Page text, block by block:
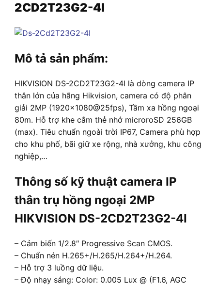
2CD2T23G2-4I
Mô tả sản phẩm:
HIKVISION DS-2CD2T23G2-4I là dòng camera IP
thân lớn của hãng Hikvision, camera có độ phân
giải 2MP (1920×1080@25fps), Tầm xa hồng ngoại
80m. Hỗ trợ khe cắm thẻ nhớ microroSD 256GB
(max). Tiêu chuẩn ngoài trời IP67, Camera phù hợp
cho khu phố, bãi giữ xe rộng, nhà xưởng, khu công
nghiệp,…
Thông số kỹ thuật camera IP
thân trụ hồng ngoại 2MP
HIKVISION DS-2CD2T23G2-4I
– Cảm biến 1/2.8″ Progressive Scan CMOS.
– Chuẩn nén H.265+/H.265/H.264+/H.264.
– Hỗ trợ 3 luồng dữ liệu.
– Độ nhạy sáng: Color: 0.005 Lux @ (F1.6, AGC